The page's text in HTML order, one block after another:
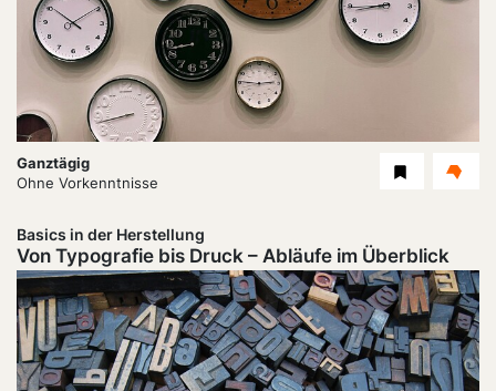
Dauer:
Ganztägig
Level
Ohne Vorkenntnisse
Basics in der Herstellung
Von Typografie bis Druck – Abläufe im Überblick